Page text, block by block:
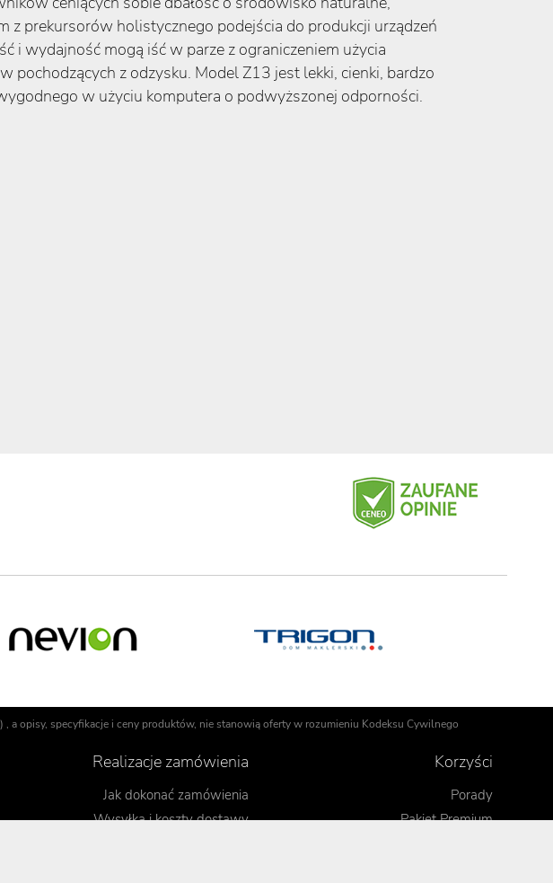
prekursorów holistycznego podejścia do produkcji urządzeń
i wydajność mogą iść w parze z ograniczeniem użycia
z odzysku. Model Z13 jest lekki, cienki, bardzo
w użyciu komputera o podwyższonej odporności.
a opisy, specyfikacje i ceny produktów, nie stanowią oferty w rozumieniu Kodeksu Cywilnego
Realizacje zamówienia
Jak dokonać zamówienia
Wysyłka i koszty dostawy
Korzyści
Porady
Pakiet Premium